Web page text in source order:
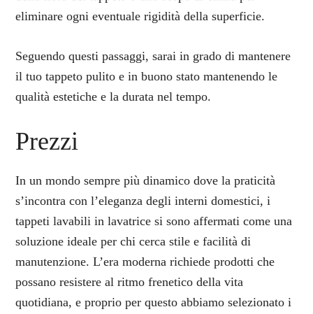
eliminare ogni eventuale rigidità della superficie.
Seguendo questi passaggi, sarai in grado di mantenere
il tuo tappeto pulito e in buono stato mantenendo le
qualità estetiche e la durata nel tempo.
Prezzi
In un mondo sempre più dinamico dove la praticità
s’incontra con l’eleganza degli interni domestici, i
tappeti lavabili in lavatrice si sono affermati come una
soluzione ideale per chi cerca stile e facilità di
manutenzione. L’era moderna richiede prodotti che
possano resistere al ritmo frenetico della vita
quotidiana, e proprio per questo abbiamo selezionato i